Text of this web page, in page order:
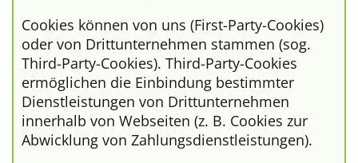
Cookies können von uns (First-Party-Cookies)
oder von Drittunternehmen stammen (sog.
Third-Party-Cookies). Third-Party-Cookies
ermöglichen die Einbindung bestimmter
Dienstleistungen von Drittunternehmen
innerhalb von Webseiten (z. B. Cookies zur
Abwicklung von Zahlungsdienstleistungen).